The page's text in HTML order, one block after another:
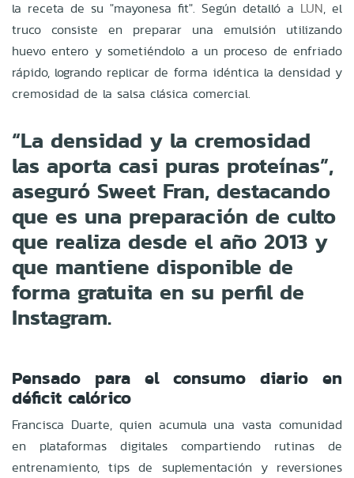
la receta de su "mayonesa fit". Según detalló a LUN, el
truco consiste en preparar una emulsión utilizando
huevo entero y sometiéndolo a un proceso de enfriado
rápido, logrando replicar de forma idéntica la densidad y
cremosidad de la salsa clásica comercial.
“La densidad y la cremosidad
las aporta casi puras proteínas”,
aseguró Sweet Fran, destacando
que es una preparación de culto
que realiza desde el año 2013 y
que mantiene disponible de
forma gratuita en su perfil de
Instagram.
Pensado para el consumo diario en
déficit calórico
Francisca Duarte, quien acumula una vasta comunidad
en plataformas digitales compartiendo rutinas de
entrenamiento, tips de suplementación y reversiones